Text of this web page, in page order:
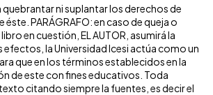
ni suplantar los derechos de
PARÁGRAFO: en caso de queja o
en cuestión, EL AUTOR, asumirá la
la Universidad Icesi actúa como un
que en los términos establecidos en la
de este con fines educativos. Toda
citando siempre la fuentes, es decir el